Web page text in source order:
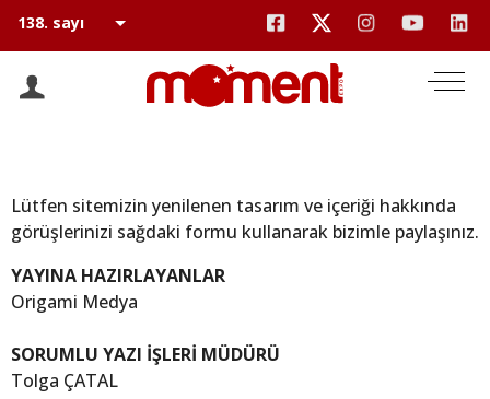
Lütfen sitemizin yenilenen tasarım ve içeriği hakkında
görüşlerinizi sağdaki formu kullanarak bizimle paylaşınız.
YAYINA HAZIRLAYANLAR
Origami Medya
SORUMLU YAZI İŞLERİ MÜDÜRÜ
Tolga ÇATAL